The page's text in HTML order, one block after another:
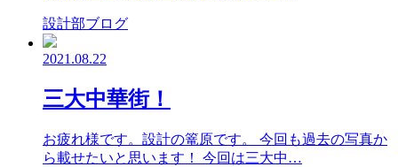
設計部ブログ
2021.08.22
三大中華街！
お疲れ様です。設計の篭原です。 今回も過去の写真か
ら載せたいと思います！ 今回は三大中…